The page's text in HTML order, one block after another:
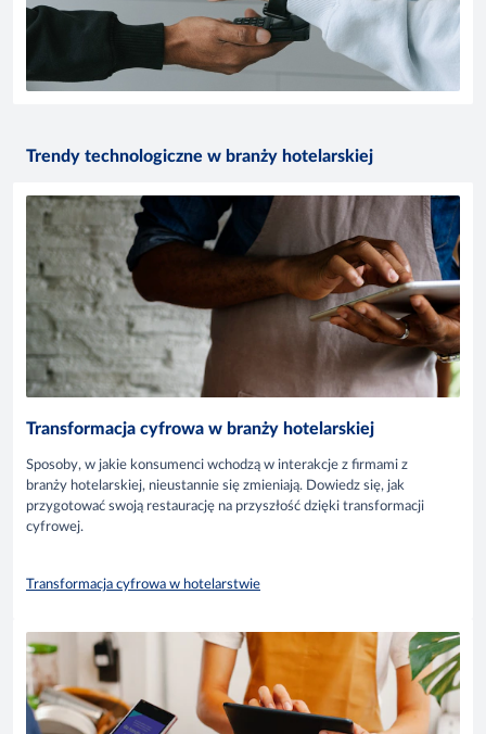
Trendy technologiczne w branży hotelarskiej
Transformacja cyfrowa w branży hotelarskiej
Sposoby, w jakie konsumenci wchodzą w interakcje z firmami z
branży hotelarskiej, nieustannie się zmieniają. Dowiedz się, jak
przygotować swoją restaurację na przyszłość dzięki transformacji
cyfrowej.
Transformacja cyfrowa w hotelarstwie